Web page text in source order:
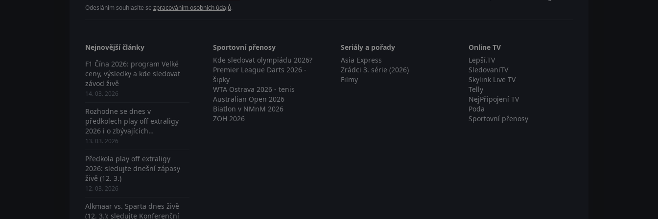
Odesláním souhlasíte se zpracováním osobních údajů.
Nejnovější články
F1 Čína 2026: program Velké
ceny, výsledky a kde sledovat
závod živě
14. 03. 2026
Rozhodne se dnes v
předkolech play off extraligy
2026 i o zbývajících
postupujících? Sledujte živě
13. 03. 2026
Předkola play off extraligy
2026: sledujte dnešní zápasy
živě (12. 3.)
12. 03. 2026
Alkmaar vs. Sparta dnes živě
(12. 3.): sledujte Konferenční
Sportovní přenosy
Kde sledovat olympiádu 2026?
Premier League Darts 2026 -
šipky
WTA Ostrava 2026 - tenis
Australian Open 2026
Biatlon v NMnM 2026
ZOH 2026
Seriály a pořady
Asia Express
Zrádci 3. série (2026)
Filmy
Online TV
Lepší.TV
SledovaniTV
Skylink Live TV
Telly
NejPřipojení TV
Poda
Sportovní přenosy